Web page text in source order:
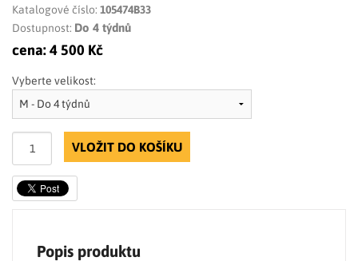
Katalogové číslo: 105474B33
Dostupnost: Do 4 týdnů
cena:4 500 Kč
Vyberte velikost:
VLOŽIT DO KOŠÍKU
Popis produktu